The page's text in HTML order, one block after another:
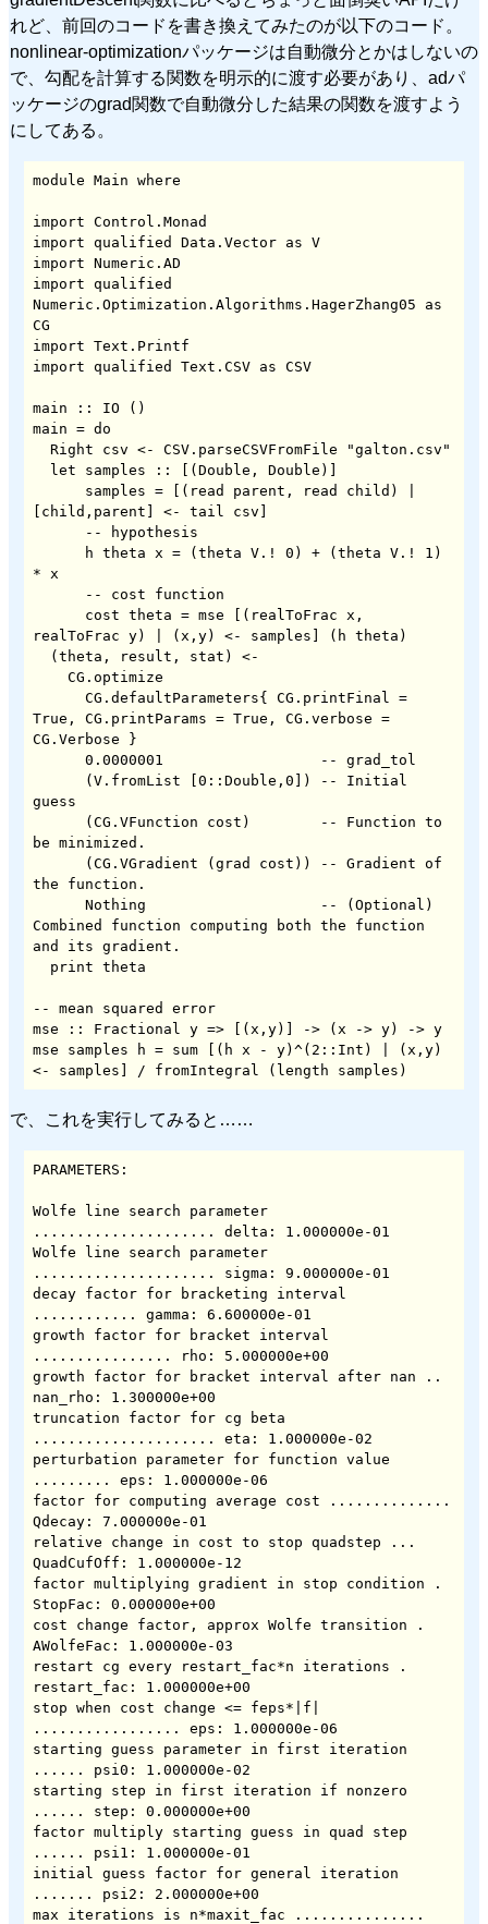
れど、前回のコードを書き換えてみたのが以下のコード。
nonlinear-optimizationパッケージは自動微分とかはしないの
で、勾配を計算する関数を明示的に渡す必要があり、adパ
ッケージのgrad関数で自動微分した結果の関数を渡すよう
にしてある。
module Main where
import Control.Monad
import qualified Data.Vector as V
import Numeric.AD
import qualified
Numeric.Optimization.Algorithms.HagerZhang05 as
CG
import Text.Printf
import qualified Text.CSV as CSV
main :: IO ()
main = do
[child,parent] <- tail csv]
* x
realToFrac y) | (x,y) <- samples] (h theta)
True, CG.printParams = True, CG.verbose =
CG.Verbose }
guess
be minimized.
the function.
Combined function computing both the function
and its gradient.
-- mean squared error
mse :: Fractional y => [(x,y)] -> (x -> y) -> y
mse samples h = sum [(h x - y)^(2::Int) | (x,y)
<- samples] / fromIntegral (length samples)
で、これを実行してみると……
PARAMETERS:
Wolfe line search parameter
..................... delta: 1.000000e-01
Wolfe line search parameter
..................... sigma: 9.000000e-01
decay factor for bracketing interval
............ gamma: 6.600000e-01
growth factor for bracket interval
................ rho: 5.000000e+00
growth factor for bracket interval after nan ..
nan_rho: 1.300000e+00
truncation factor for cg beta
..................... eta: 1.000000e-02
perturbation parameter for function value
......... eps: 1.000000e-06
factor for computing average cost ..............
Qdecay: 7.000000e-01
relative change in cost to stop quadstep ...
QuadCufOff: 1.000000e-12
factor multiplying gradient in stop condition .
StopFac: 0.000000e+00
cost change factor, approx Wolfe transition .
AWolfeFac: 1.000000e-03
restart cg every restart_fac*n iterations .
restart_fac: 1.000000e+00
stop when cost change <= feps*|f|
................. eps: 1.000000e-06
starting guess parameter in first iteration
...... psi0: 1.000000e-02
starting step in first iteration if nonzero
...... step: 0.000000e+00
factor multiply starting guess in quad step
...... psi1: 1.000000e-01
initial guess factor for general iteration
....... psi2: 2.000000e+00
max iterations is n*maxit_fac ...............